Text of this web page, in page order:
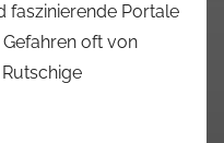
faszinierende Portale
oft von